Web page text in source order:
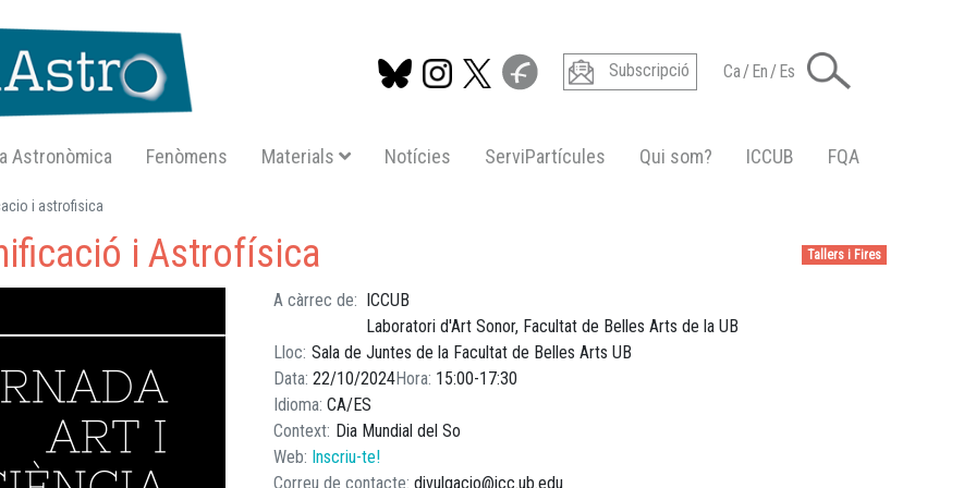
contingut
Subscripció Ca/En/Es
Astronòmica Fenòmens Materials Notícies ServiPartícules Qui som? ICCUB FQA
i astrofisica
Tallers i Fires
i Astrofísica
A càrrec de
ICCUB
Laboratori d'Art Sonor, Facultat de Belles Arts de la UB
Lloc Sala de Juntes de la Facultat de Belles Arts UB
Data 22/10/2024Hora 15:00 17:30
Idioma CA ES
Context Dia Mundial del So
Web
Inscriu-te!
Correu de contacte divulgacio@icc.ub.edu